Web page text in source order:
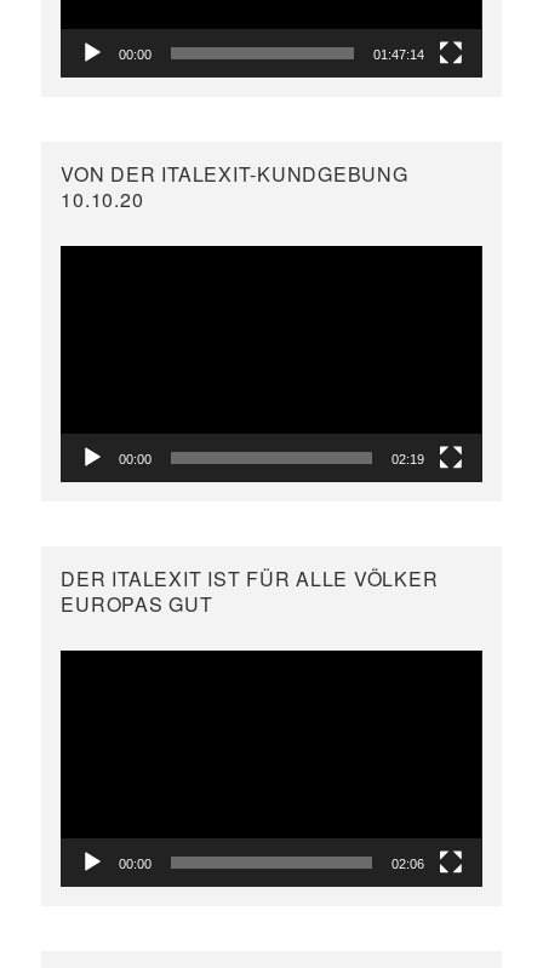
00:00 01:47:14
VON DER ITALEXIT-KUNDGEBUNG
10.10.20
00:00 02:19
DER ITALEXIT IST FÜR ALLE VÖLKER
EUROPAS GUT
00:00 02:06